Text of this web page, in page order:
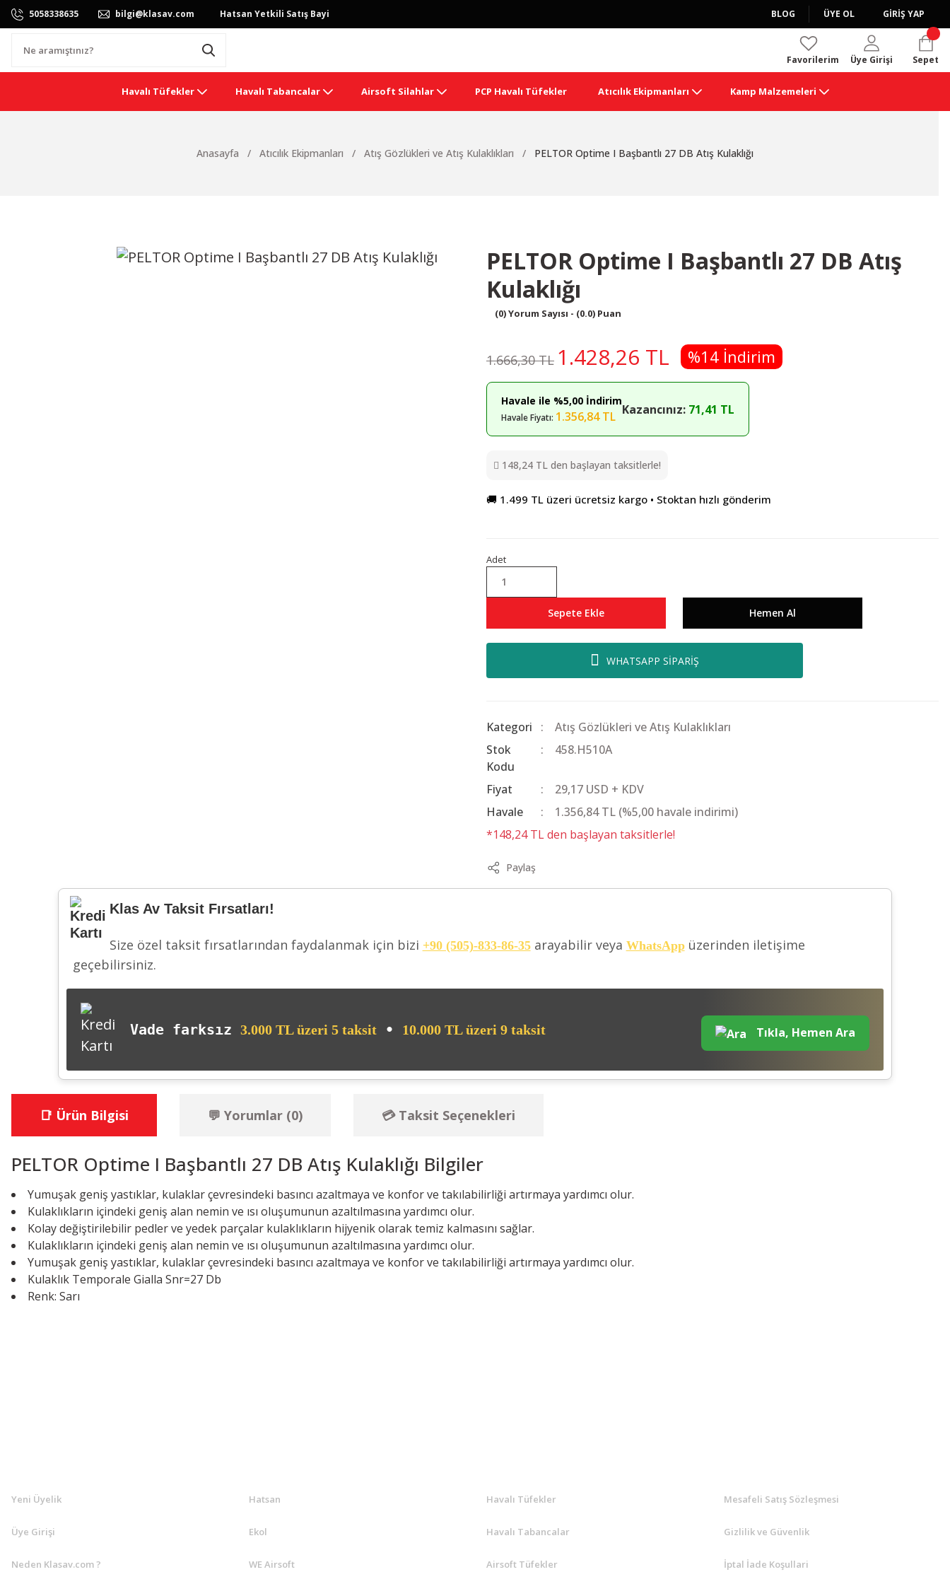
5058338635 bilgi@klasav.com Hatsan Yetkili Satış Bayi BLOG ÜYE OL GİRİŞ YAP
Favorilerim Üye Girişi Sepet
Havalı Tüfekler Havalı Tabancalar Airsoft Silahlar PCP Havalı Tüfekler Atıcılık Ekipmanları Kamp Malzemeleri
Anasayfa Atıcılık Ekipmanları Atış Gözlükleri ve Atış Kulaklıkları PELTOR Optime I Başbantlı 27 DB Atış Kulaklığı
PELTOR Optime I Başbantlı 27 DB Atış
Kulaklığı
(0) Yorum Sayısı - (0.0) Puan
1.666,30 TL 1.428,26 TL %14 İndirim
Havale ile %5,00 İndirim
Havale Fiyatı: 1.356,84 TL Kazancınız: 71,41 TL
148,24 TL den başlayan taksitlerle!
🚚 1.499 TL üzeri ücretsiz kargo • Stoktan hızlı gönderim
Adet
Sepete Ekle Hemen Al
WHATSAPP SİPARİŞ
Kategori
Atış Gözlükleri ve Atış Kulaklıkları
Stok
Kodu
458.H510A
Fiyat
29,17 USD + KDV
Havale
1.356,84 TL (%5,00 havale indirimi)
*148,24 TL den başlayan taksitlerle!
Paylaş
Klas Av Taksit Fırsatları!
Size özel taksit fırsatlarından faydalanmak için bizi +90 (505)-833-86-35arayabilir veya WhatsAppüzerinden iletişime
geçebilirsiniz.
Vade farksız3.000 TL üzeri 5 taksit • 10.000 TL üzeri 9 taksit Tıkla, Hemen Ara
📑 Ürün Bilgisi 💬 Yorumlar (0) 💳 Taksit Seçenekleri
PELTOR Optime I Başbantlı 27 DB Atış Kulaklığı Bilgiler
Yumuşak geniş yastıklar, kulaklar çevresindeki basıncı azaltmaya ve konfor ve takılabilirliği artırmaya yardımcı olur.
Kulaklıkların içindeki geniş alan nemin ve ısı oluşumunun azaltılmasına yardımcı olur.
Kolay değiştirilebilir pedler ve yedek parçalar kulaklıkların hijyenik olarak temiz kalmasını sağlar.
Kulaklıkların içindeki geniş alan nemin ve ısı oluşumunun azaltılmasına yardımcı olur.
Yumuşak geniş yastıklar, kulaklar çevresindeki basıncı azaltmaya ve konfor ve takılabilirliği artırmaya yardımcı olur.
Kulaklık Temporale Gialla Snr=27 Db
Renk: Sarı
Yeni Üyelik
Üye Girişi
Neden Klasav.com ?
Hatsan
Ekol
WE Airsoft
Havalı Tüfekler
Havalı Tabancalar
Airsoft Tüfekler
Mesafeli Satış Sözleşmesi
Gizlilik ve Güvenlik
İptal İade Koşullari